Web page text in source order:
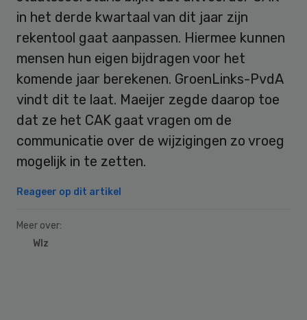
in het derde kwartaal van dit jaar zijn
rekentool gaat aanpassen. Hiermee kunnen
mensen hun eigen bijdragen voor het
komende jaar berekenen. GroenLinks-PvdA
vindt dit te laat. Maeijer zegde daarop toe
dat ze het CAK gaat vragen om de
communicatie over de wijzigingen zo vroeg
mogelijk in te zetten.
Reageer op dit artikel
Meer over:
Wlz